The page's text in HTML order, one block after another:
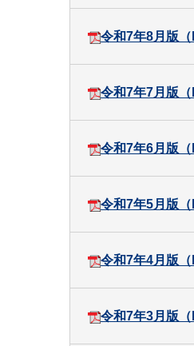
令和7年8月版（
令和7年7月版（
令和7年6月版（
令和7年5月版（
令和7年4月版（
令和7年3月版（